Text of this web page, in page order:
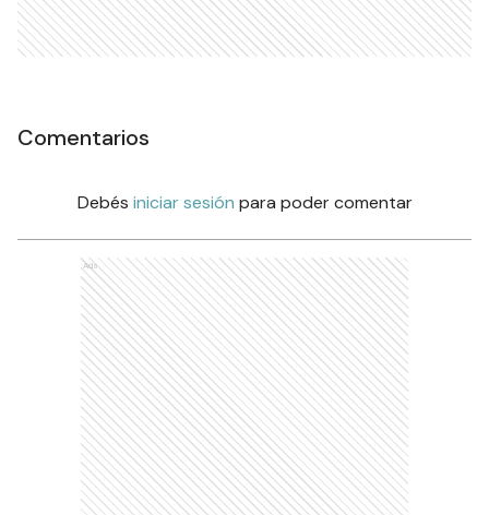
Comentarios
Debés iniciar sesión para poder comentar
Ads